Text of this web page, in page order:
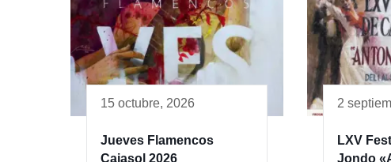
15 octubre, 2026
Jueves Flamencos
Cajasol 2026
2
LXV
Jondo